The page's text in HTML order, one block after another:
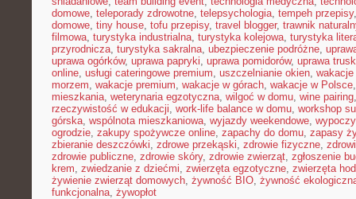
domowe, teleporady zdrowotne, telepsychologia, tempeh przepisy
domowe, tiny house, tofu przepisy, travel blogger, trawnik
filmowa, turystyka industrialna, turystyka kolejowa, turystyka
przyrodnicza, turystyka sakralna, ubezpieczenie podróżne,
uprawa ogórków, uprawa papryki, uprawa pomidorów, uprawa
online, usługi cateringowe premium, uszczelnianie okien,
morzem, wakacje premium, wakacje w górach, wakacje w Polsce
mieszkania, weterynaria egzotyczna, wilgoć w domu, wine pairing
rzeczywistość w edukacji, work-life balance w domu, workshop
górska, wspólnota mieszkaniowa, wyjazdy weekendowe,
ogrodzie, zakupy spożywcze online, zapachy do domu, zapasy
zbieranie deszczówki, zdrowe przekąski, zdrowie fizyczne,
zdrowie publiczne, zdrowie skóry, zdrowie zwierząt, zgłoszenie
krem, zwiedzanie z dziećmi, zwierzęta egzotyczne, zwierzęta
żywienie zwierząt domowych, żywność BIO, żywność
funkcjonalna, żywopłot